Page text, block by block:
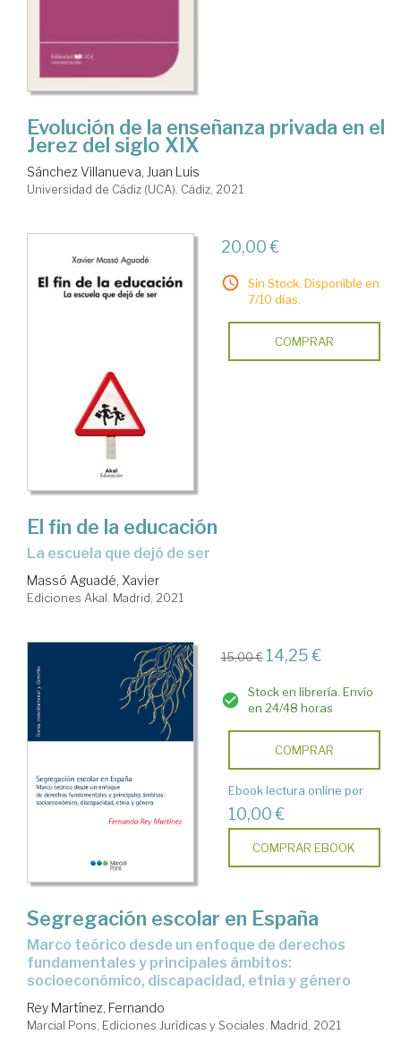
Evolución de la enseñanza privada en el
Jerez del siglo XIX
Sánchez Villanueva, Juan Luis
Universidad de Cádiz (UCA). Cádiz, 2021
20,00 €
Sin Stock. Disponible en
7/10 días.
COMPRAR
El fin de la educación
La escuela que dejó de ser
Massó Aguadé, Xavier
Ediciones Akal. Madrid, 2021
15,00 € 14,25 €
Stock en librería. Envío
en 24/48 horas
COMPRAR
Ebook lectura online por
10,00 €
COMPRAR EBOOK
Segregación escolar en España
marco teórico desde un enfoque de derechos
fundamentales y principales ámbitos:
socioeconómico, discapacidad, etnia y género
Rey Martínez, Fernando
Marcial Pons, Ediciones Jurídicas y Sociales. Madrid, 2021